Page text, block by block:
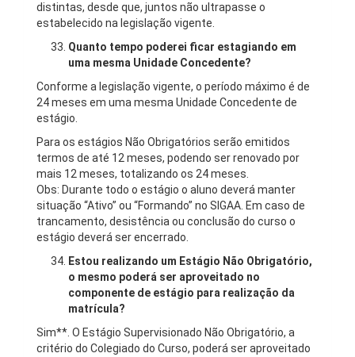
distintas, desde que, juntos não ultrapasse o
estabelecido na legislação vigente.
Quanto tempo poderei ficar estagiando em
uma mesma Unidade Concedente?
Conforme a legislação vigente, o período máximo é de
24 meses em uma mesma Unidade Concedente de
estágio.
Para os estágios Não Obrigatórios serão emitidos
termos de até 12 meses, podendo ser renovado por
mais 12 meses, totalizando os 24 meses.
Obs: Durante todo o estágio o aluno deverá manter
situação “Ativo” ou “Formando” no SIGAA. Em caso de
trancamento, desistência ou conclusão do curso o
estágio deverá ser encerrado.
Estou realizando um Estágio Não Obrigatório,
o mesmo poderá ser aproveitado no
componente de estágio para realização da
matrícula?
Sim**. O Estágio Supervisionado Não Obrigatório, a
critério do Colegiado do Curso, poderá ser aproveitado